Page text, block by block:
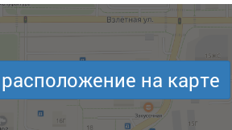
на карте